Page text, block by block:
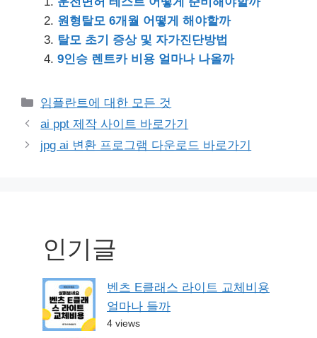
원형탈모 6개월 어떻게 해야할까
탈모 초기 증상 및 자가진단방법
9인승 렌트카 비용 얼마나 나올까
Categories
임플란트에 대한 모든 것
Post
navigation
ai ppt 제작 사이트 바로가기
jpg ai 변환 프로그램 다운로드 바로가기
인기글
벤츠 E클래스 라이트 교체비용
얼마나 들까
4 views